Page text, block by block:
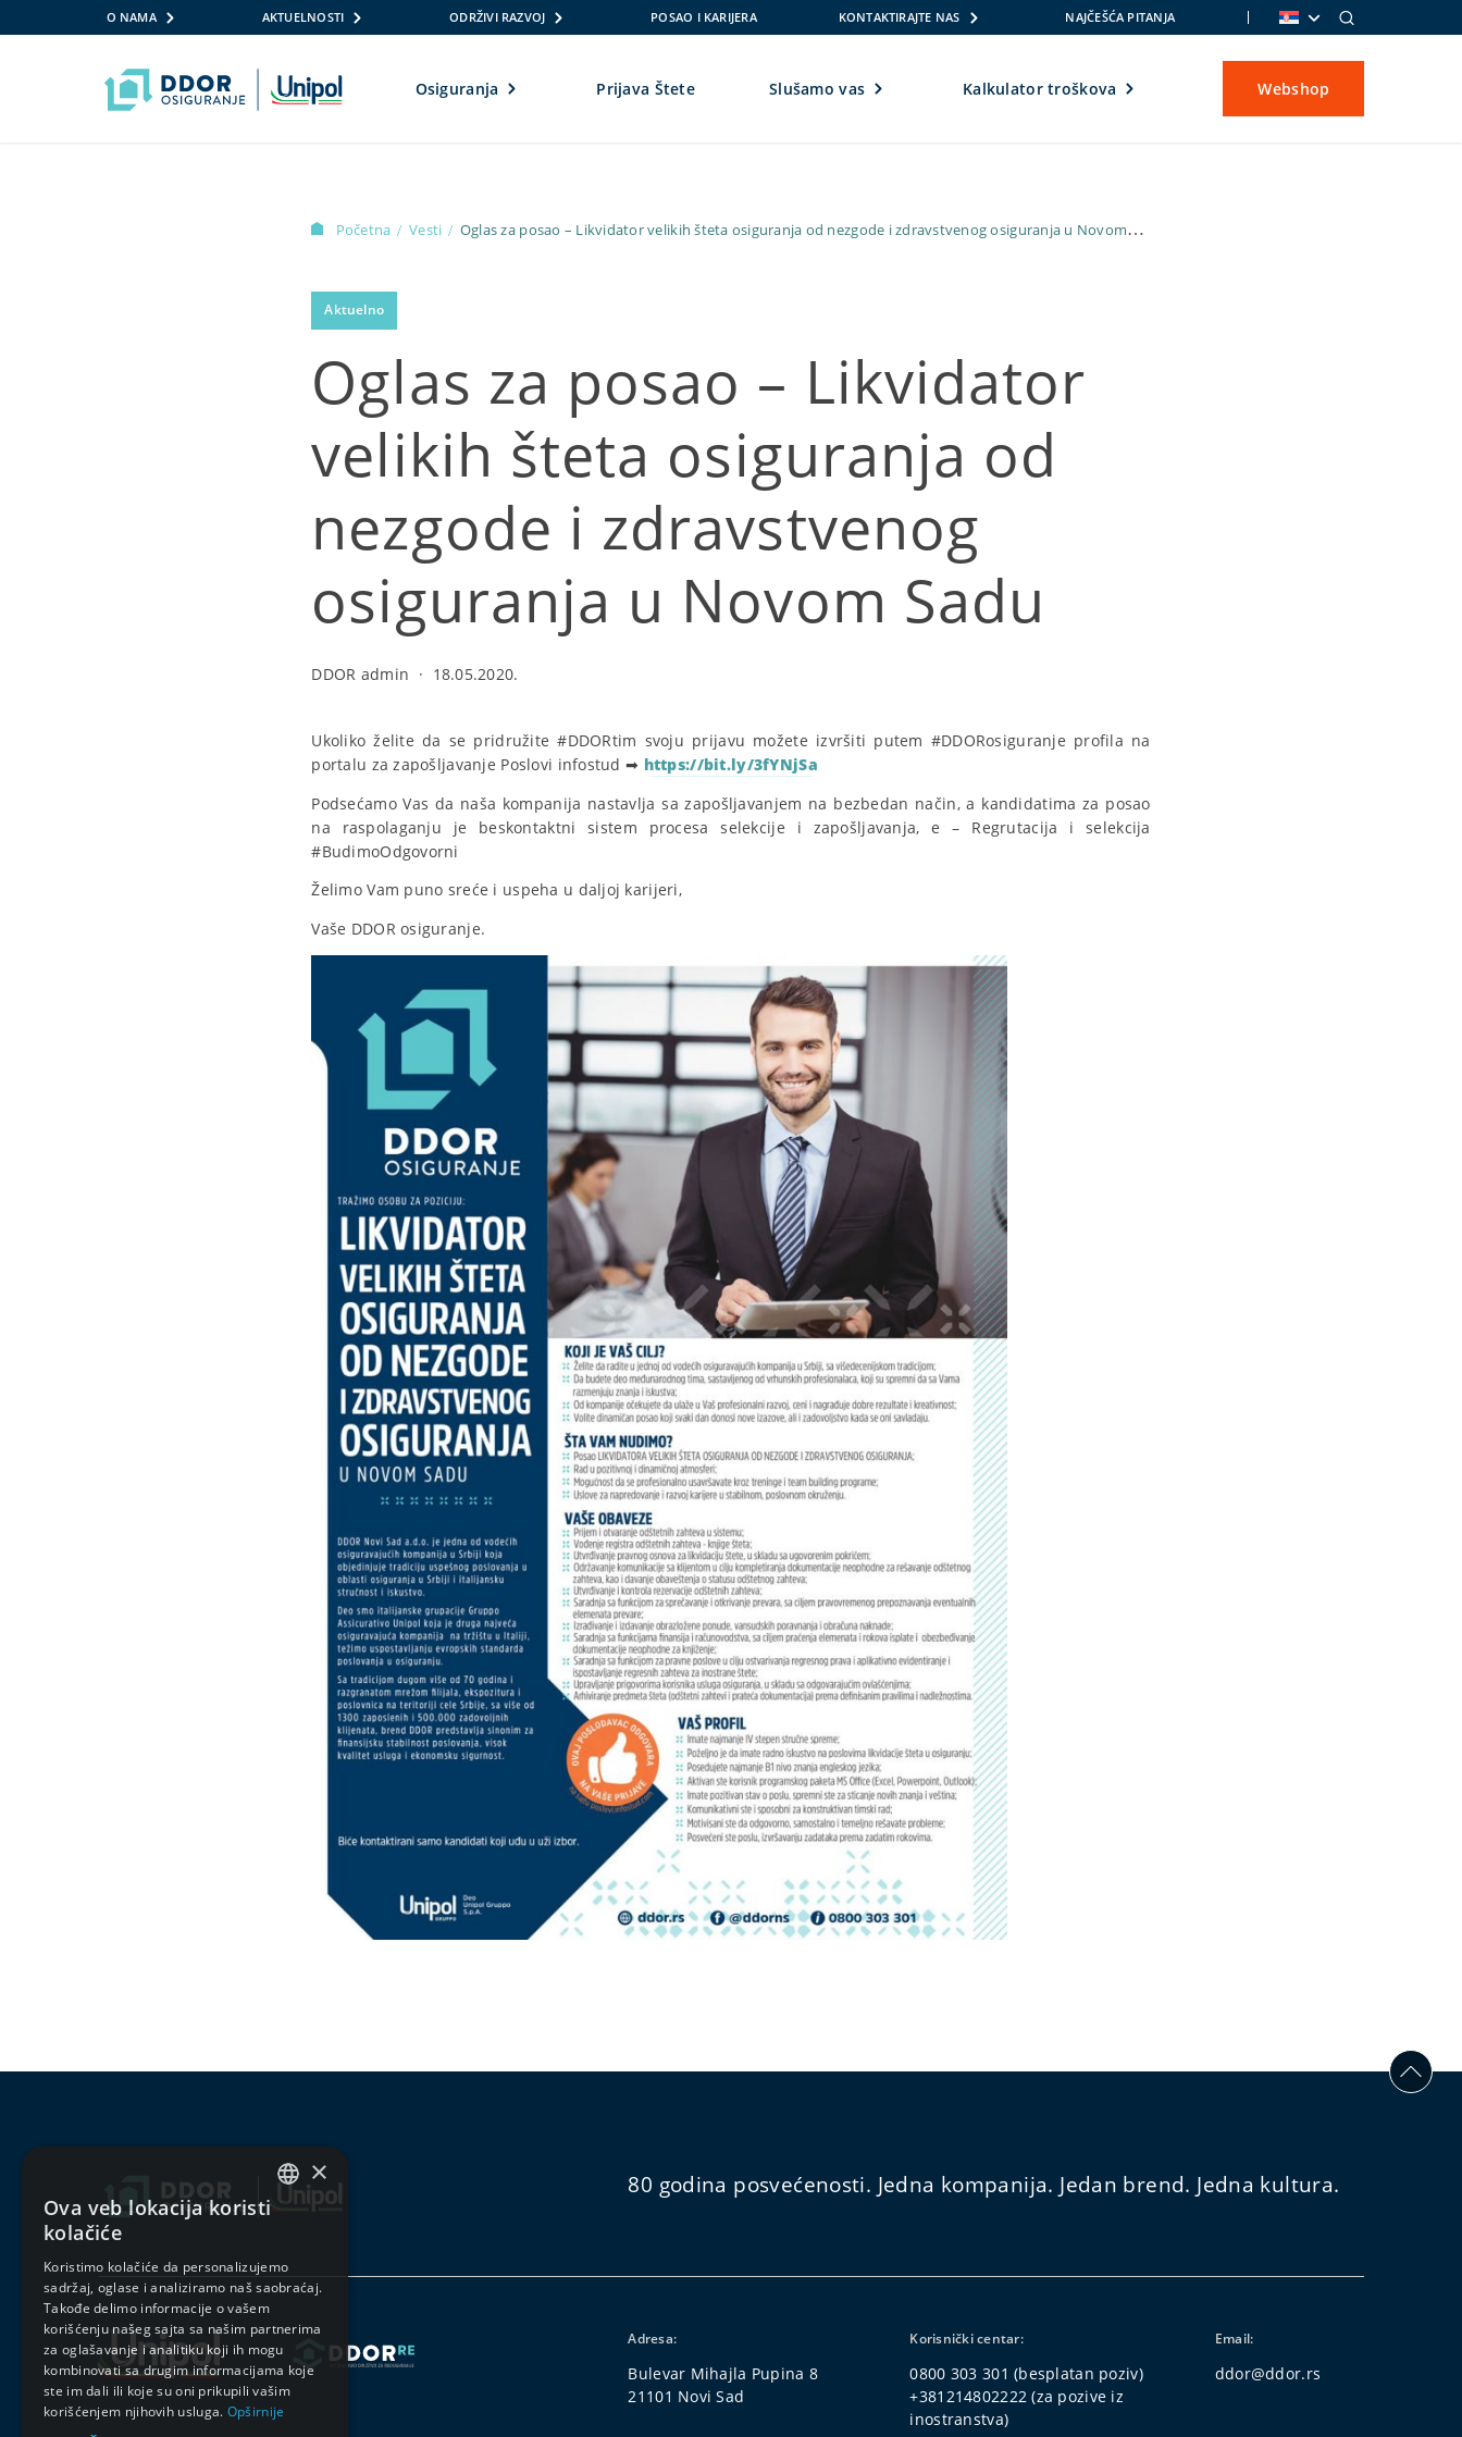
O NAMA AKTUELNOSTI ODRŽIVI RAZVOJ POSAO I KARIJERA KONTAKTIRAJTE NAS NAJČEŠĆA PITANJA
Osiguranja Prijava Štete Slušamo vas Kalkulator troškova Webshop
Početna / Vesti / Oglas za posao – Likvidator velikih šteta osiguranja od nezgode i zdravstvenog osiguranja u Novom
Aktuelno
Oglas za posao – Likvidator
velikih šteta osiguranja od
nezgode i zdravstvenog
osiguranja u Novom Sadu
DDOR admin · 18.05.2020.
Ukoliko želite da se pridružite #DDORtim svoju prijavu možete izvršiti putem #DDORosiguranje profila na
portalu za zapošljavanje Poslovi infostud ➡ https://bit.ly/3fYNjSa
Podsećamo Vas da naša kompanija nastavlja sa zapošljavanjem na bezbedan način, a kandidatima za posao
na raspolaganju je beskontaktni sistem procesa selekcije i zapošljavanja, e – Regrutacija i selekcija
#BudimoOdgovorni
Želimo Vam puno sreće i uspeha u daljoj karijeri,
Vaše DDOR osiguranje.
80 godina posvećenosti. Jedna kompanija. Jedan brend. Jedna kultura.
Adresa:
Bulevar Mihajla Pupina 8
21101 Novi Sad
Korisnički centar:
0800 303 301 (besplatan poziv)
+381214802222 (za pozive iz
inostranstva)
Email:
ddor@ddor.rs
SERBIAN
×
Ova veb lokacija koristi
kolačiće
Koristimo kolačiće da personalizujemo
sadržaj, oglase i analiziramo naš saobraćaj.
Takođe delimo informacije o vašem
korišćenju našeg sajta sa našim partnerima
za oglašavanje i analitiku koji ih mogu
kombinovati sa drugim informacijama koje
ste im dali ili koje su oni prikupili vašim
korišćenjem njihovih usluga. Opširnije